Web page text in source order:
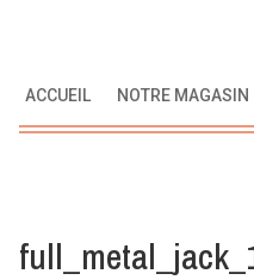
ACCUEIL NOTRE MAGASIN